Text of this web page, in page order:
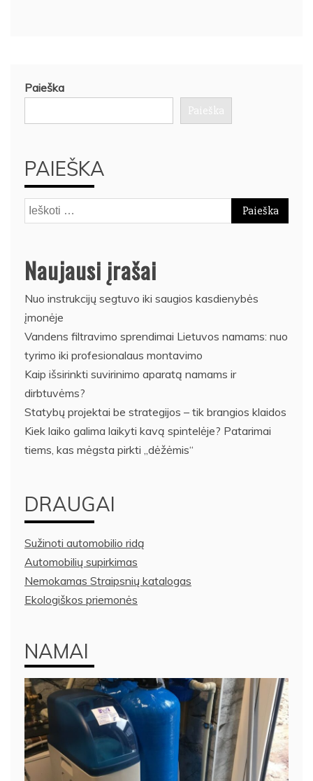
Paieška
Paieška
PAIEŠKA
Ieškoti:
Naujausi įrašai
Nuo instrukcijų segtuvo iki saugios kasdienybės
įmonėje
Vandens filtravimo sprendimai Lietuvos namams: nuo
tyrimo iki profesionalaus montavimo
Kaip išsirinkti suvirinimo aparatą namams ir
dirbtuvėms?
Statybų projektai be strategijos – tik brangios klaidos
Kiek laiko galima laikyti kavą spintelėje? Patarimai
tiems, kas mėgsta pirkti „dėžėmis“
DRAUGAI
Sužinoti automobilio ridą
Automobilių supirkimas
Nemokamas Straipsnių katalogas
Ekologiškos priemonės
NAMAI